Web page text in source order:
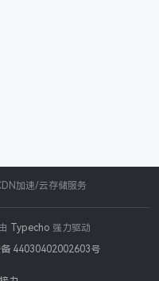
加速/云存储服务
由 Typecho 强力驱动
44030402002603号